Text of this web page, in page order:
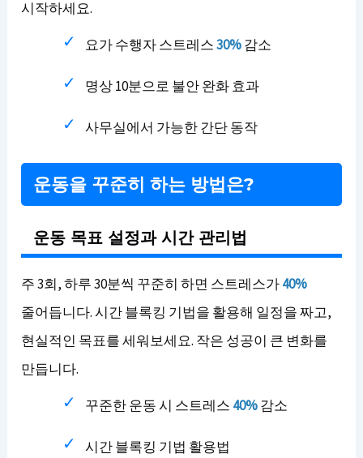
시작하세요.
요가 수행자 스트레스30%감소
명상 10분으로 불안 완화 효과
사무실에서 가능한 간단 동작
운동을 꾸준히 하는 방법은?
운동 목표 설정과 시간 관리법
주 3회, 하루 30분씩 꾸준히 하면 스트레스가40%
줄어듭니다. 시간 블록킹 기법을 활용해 일정을 짜고,
현실적인 목표를 세워보세요. 작은 성공이 큰 변화를
만듭니다.
꾸준한 운동 시 스트레스 40%감소
시간 블록킹 기법 활용법